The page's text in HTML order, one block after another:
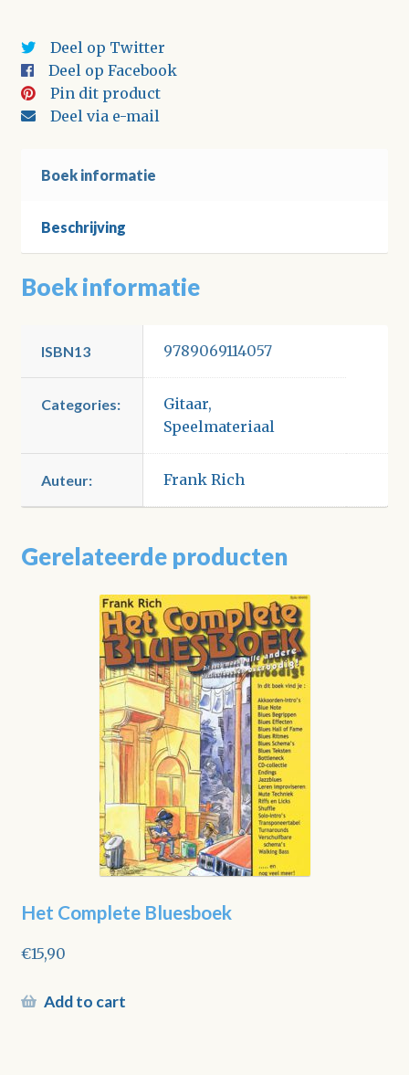
aantal
Deel op Twitter
Deel op Facebook
Pin dit product
Deel via e-mail
Boek informatie
Beschrijving
Boek informatie
ISBN13 9789069114057
Categories: Gitaar,
Speelmateriaal
Auteur: Frank Rich
Gerelateerde producten
Het Complete Bluesboek
€15,90
Add to cart